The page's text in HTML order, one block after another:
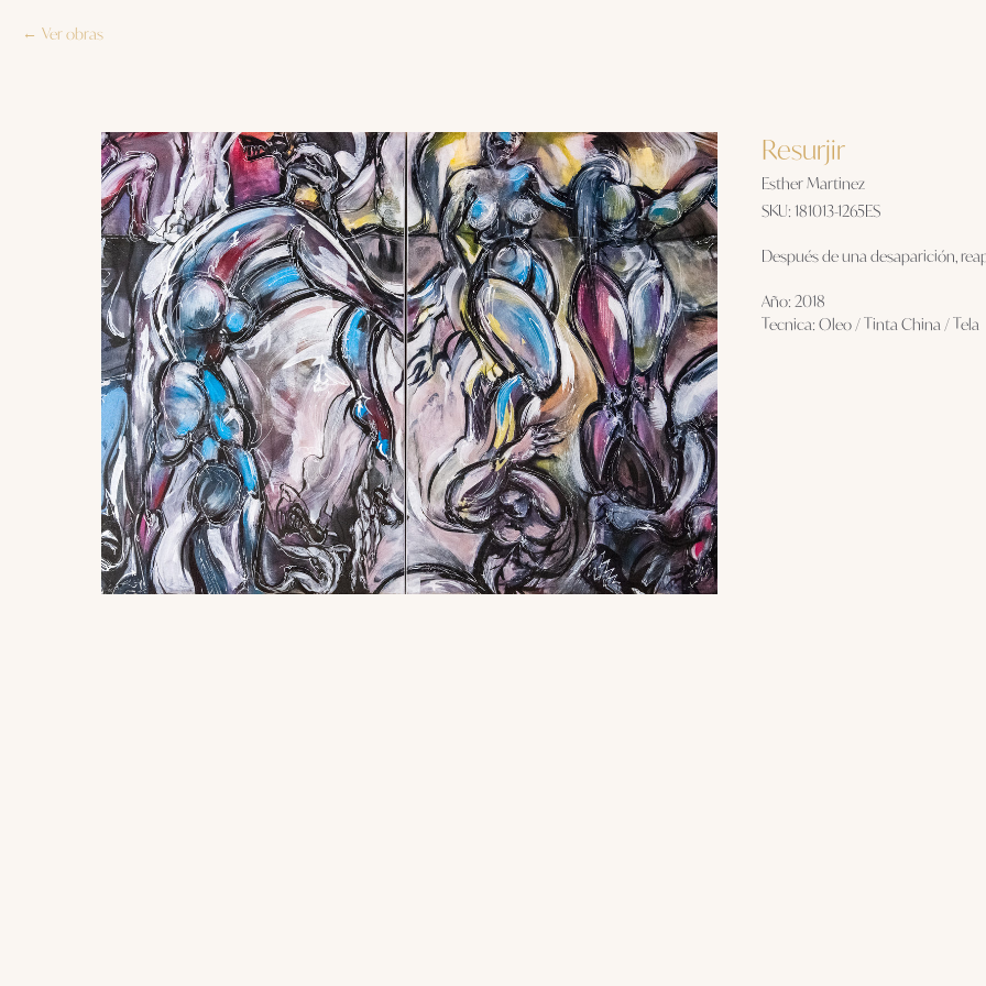
Ver obras
Resurjir
Esther Martinez
SKU: 181013-1265ES
Después de una desaparición,
Año: 2018
Tecnica: Oleo / Tinta China / Tela